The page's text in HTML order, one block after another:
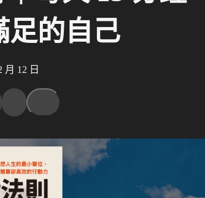
足的自己
月 12 日